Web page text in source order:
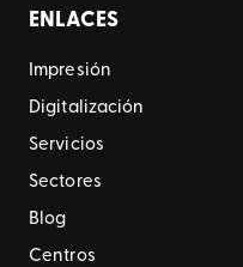
ENLACES
Impresión
Digitalización
Servicios
Sectores
Blog
Centros